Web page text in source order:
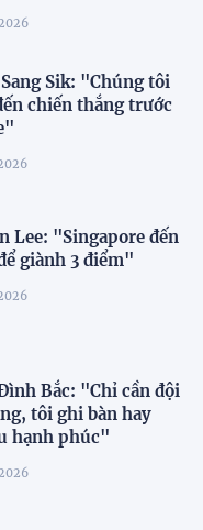
Sik: "Chúng tôi
chiến thắng trước
Lee: "Singapore đến
giành 3 điểm"
Bắc: "Chỉ cần đội
tôi ghi bàn hay
hạnh phúc"